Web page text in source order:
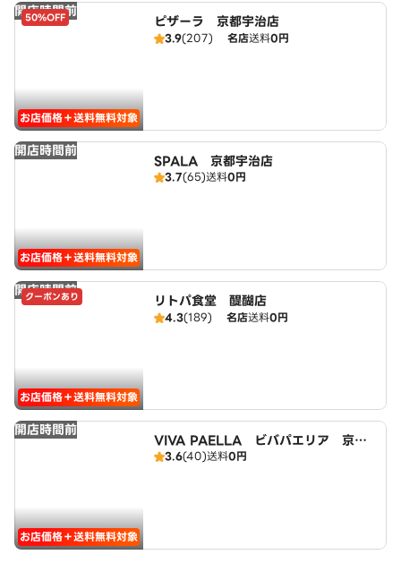
開店時間前
50%OFF
お店価格＋送料無料対象
ピザーラ 京都宇治店
3.9(207) 名店送料0円
開店時間前
お店価格＋送料無料対象
SPALA 京都宇治店
3.7(65)送料0円
開店時間前
クーポンあり
お店価格＋送料無料対象
リトパ食堂 醍醐店
4.3(189) 名店送料0円
開店時間前
お店価格＋送料無料対象
VIVA PAELLA ビバパエリア 京都
宇治店
3.6(40)送料0円